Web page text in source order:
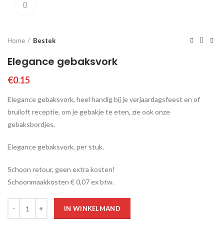
Home Bestek
Elegance gebaksvork
€0.15
Elegance gebaksvork, heel handig bij je verjaardagsfeest en of
bruiloft receptie, om je gebakje te eten, zie ook onze
gebaksbordjes.
Elegance gebaksvork, per stuk.
Schoon retour, geen extra kosten!
Schoonmaakkosten € 0,07 ex btw.
IN WINKELMAND